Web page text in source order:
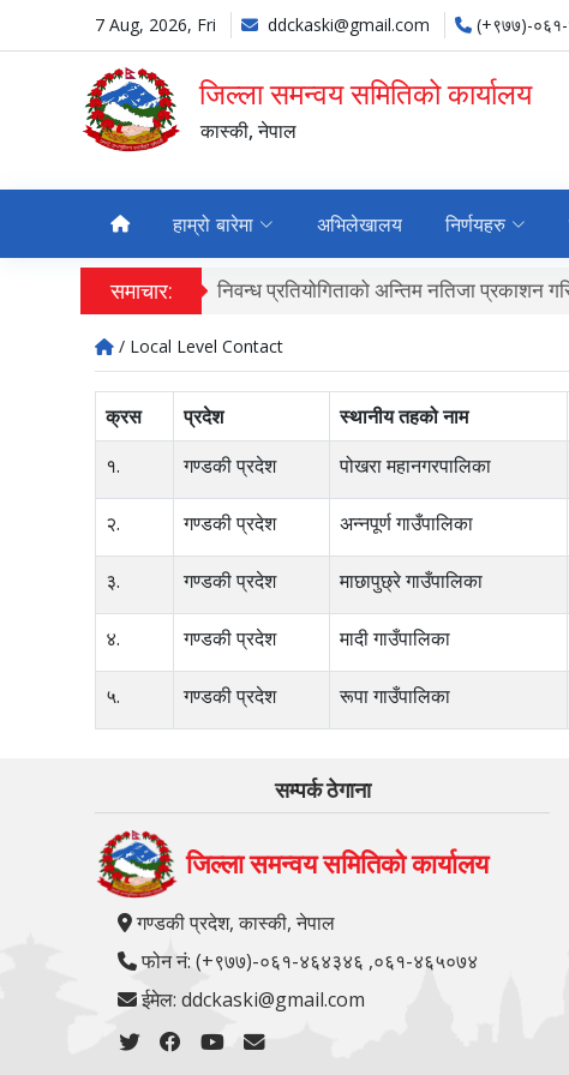
7 Aug, 2026, Fri ddckaski@gmail.com (+९७७)-
जिल्ला समन्वय समितिको कार्यालय
कास्की, नेपाल
हाम्रो बारेमा अभिलेखालय निर्णयहरु
समाचार: निवन्ध प्रतियोगिताको अन्तिम नतिजा प्रकाशन
/ Local Level Contact
क्रस प्रदेश स्थानीय तहको नाम
१.
गण्डकी प्रदेश पोखरा महानगरपालिका
२. गण्डकी प्रदेश अन्नपूर्ण गाउँपालिका
३. गण्डकी प्रदेश माछापुछ्रे गाउँपालिका
४. गण्डकी प्रदेश मादी गाउँपालिका
५. गण्डकी प्रदेश रूपा गाउँपालिका
सम्पर्क ठेगाना
जिल्ला समन्वय समितिको कार्यालय
गण्डकी प्रदेश, कास्की, नेपाल
फोन नं: (+९७७)-०६१-४६४३४६ ,०६१-४६५०७४
ईमेल: ddckaski@gmail.com